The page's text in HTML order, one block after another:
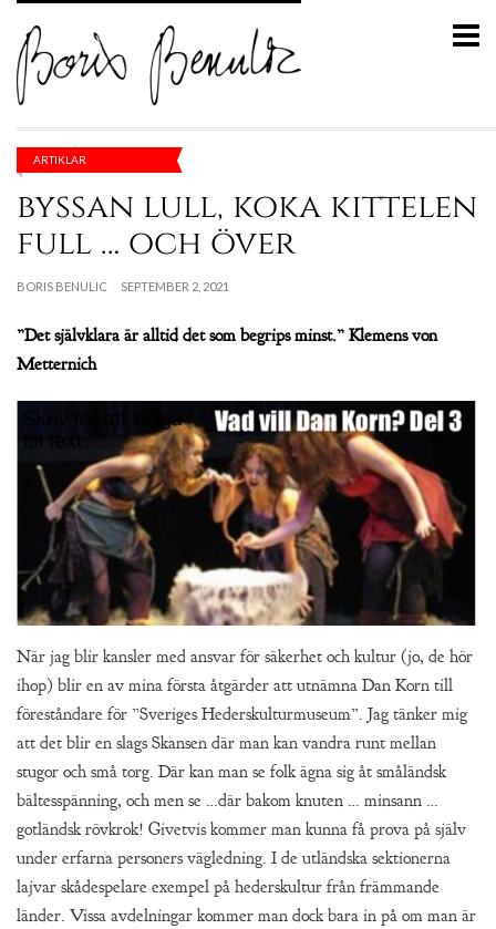
ARTIKLAR
byssan lull, koka kittelen
full … och över
BORIS BENULIC SEPTEMBER 2, 2021
”Det självklara är alltid det som begrips minst.” Klemens von
Metternich
När jag blir kansler med ansvar för säkerhet och kultur (jo, de hör
ihop) blir en av mina första åtgärder att utnämna Dan Korn till
föreståndare för ”Sveriges Hederskulturmuseum”. Jag tänker mig
att det blir en slags Skansen där man kan vandra runt mellan
stugor och små torg. Där kan man se folk ägna sig åt småländsk
bältesspänning, och men se …där bakom knuten … minsann …
gotländsk rövkrok! Givetvis kommer man kunna få prova på själv
under erfarna personers vägledning. I de utländska sektionerna
lajvar skådespelare exempel på hederskultur från främmande
länder. Vissa avdelningar kommer man dock bara in på om man är